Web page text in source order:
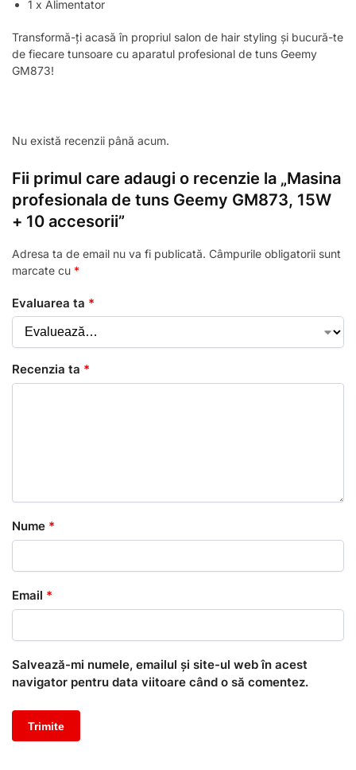
1 x Alimentator
Transformă-ți acasă în propriul salon de hair styling și bucură-te
de fiecare tunsoare cu aparatul profesional de tuns Geemy
GM873!
Nu există recenzii până acum.
Fii primul care adaugi o recenzie la „Masina
profesionala de tuns Geemy GM873, 15W
+ 10 accesorii”
Adresa ta de email nu va fi publicată. Câmpurile obligatorii sunt
marcate cu *
Evaluarea ta *
Recenzia ta *
Nume *
Email *
Salvează-mi numele, emailul și site-ul web în acest
navigator pentru data viitoare când o să comentez.